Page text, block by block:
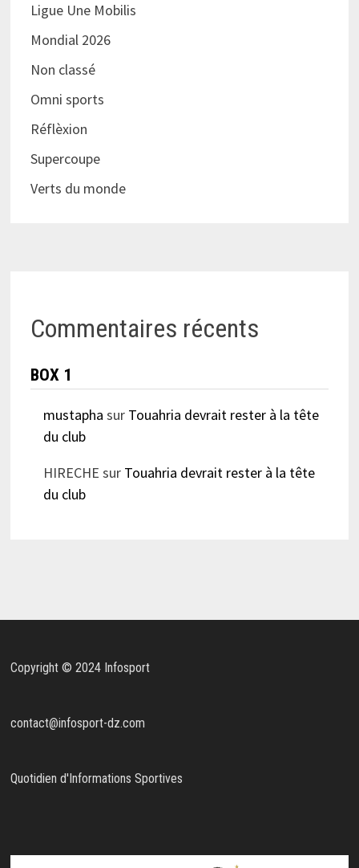
Ligue Une Mobilis
Mondial 2026
Non classé
Omni sports
Réflèxion
Supercoupe
Verts du monde
Commentaires récents
BOX 1
mustapha sur Touahria devrait rester à la tête
du club
HIRECHE sur Touahria devrait rester à la tête
du club
Copyright © 2024 Infosport
contact@infosport-dz.com
Quotidien d'Informations Sportives